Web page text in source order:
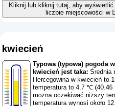
Kliknij lub kliknij tutaj, aby
liczbie miejscowości w
kwiecień
Typowa (typowa) pogoda
kwiecień jest taka: Średnia
Hercegowina w kwiecień
temperatura to 4.7 ℃
można oczekiwać niższy
temperatura wynosi około